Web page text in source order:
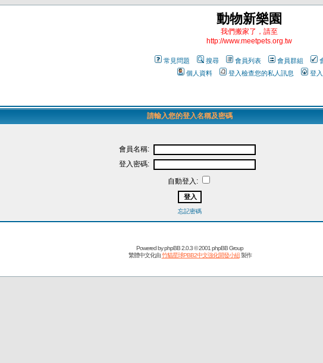
動物新樂園
我們搬家了，請至
http://www.meetpets.org.tw
常見問題 搜尋 會員列表 會員群組
個人資料
登入檢查您的私人訊息 登入
請輸入您的登入名稱及密碼
會員名稱:
登入密碼:
自動登入:
忘記密碼
Powered byphpBB2.0.3 © 2001 phpBB Group
繁體中文化由竹貓星球PBB2中文強化開發小組製作